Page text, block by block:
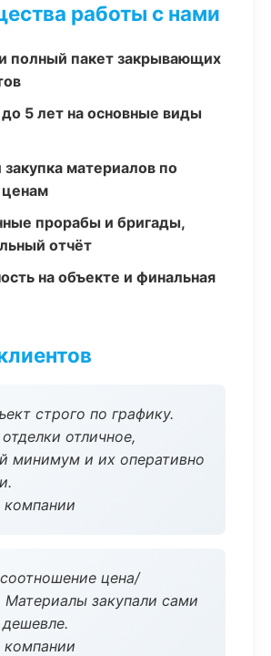
работы с нами
полный пакет закрывающих
до 5 лет на основные виды
материалов по
прорабы и бригады,
отчёт
на объекте и финальная
строго по графику.
отличное,
минимум и их оперативно
цена/
Материалы закупали сами